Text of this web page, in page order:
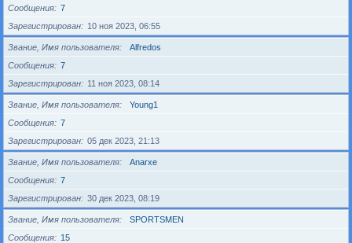
Сообщения
7
Зарегистрирован
10 ноя 2023, 06:55
Звание, Имя пользователя
Alfredos
Сообщения
7
Зарегистрирован
11 ноя 2023, 08:14
Звание, Имя пользователя
Young1
Сообщения
7
Зарегистрирован
05 дек 2023, 21:13
Звание, Имя пользователя
Anarxe
Сообщения
7
Зарегистрирован
30 дек 2023, 08:19
Звание, Имя пользователя
SPORTSMEN
Сообщения
15